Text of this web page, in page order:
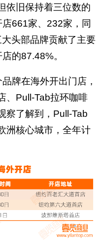
依旧保持着三位数的
661家、232家，同
头部品牌贡献了主要
的87.48%。
牌在海外开出门店，
、Pull-Tab拉环咖啡
察了解到，Pull-Tab
洲核心城市，全年计